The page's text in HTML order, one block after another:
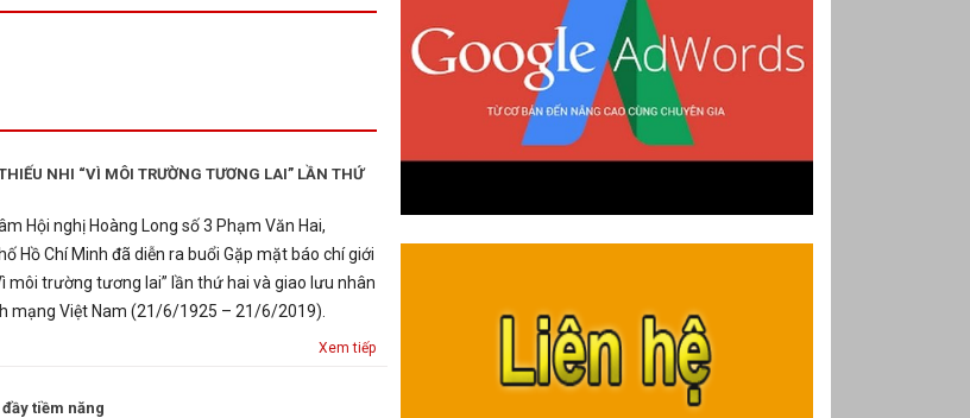
NHI “VÌ MÔI TRƯỜNG TƯƠNG LAI” LẦN THỨ
Hội nghị Hoàng Long số 3 Phạm Văn Hai,
Hồ Chí Minh đã diễn ra buổi Gặp mặt báo chí giới
môi trường tương lai” lần thứ hai và giao lưu nhân
mạng Việt Nam (21/6/1925 – 21/6/2019).
Xem tiếp
tiềm năng